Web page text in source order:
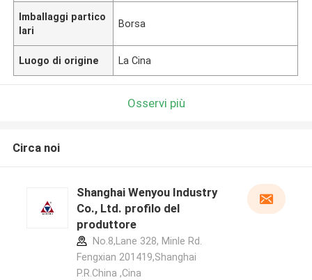
Imballaggi partico
lari
Borsa
Luogo di origine La Cina
Osservi più
Circa noi
Shanghai Wenyou Industry
Co., Ltd. profilo del
produttore
No.8,Lane 328, Minle Rd.
Fengxian 201419,Shanghai
P.R.China ,Cina